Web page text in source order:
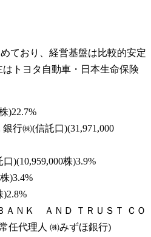
ており、経営基盤は比較的安定
トヨタ自動車・日本生命保険
)22.7%
銀行㈱(信託口)(31,971,000
口)(10,959,000株)3.9%
)3.4%
)2.8%
ＡＮＫ ＡＮＤ ＴＲＵＳＴ ＣＯ
任代理人 ㈱みずほ銀行)